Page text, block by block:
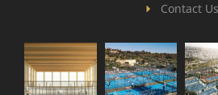
Contact Us